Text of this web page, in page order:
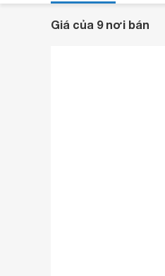
Giá của 9 nơi bán